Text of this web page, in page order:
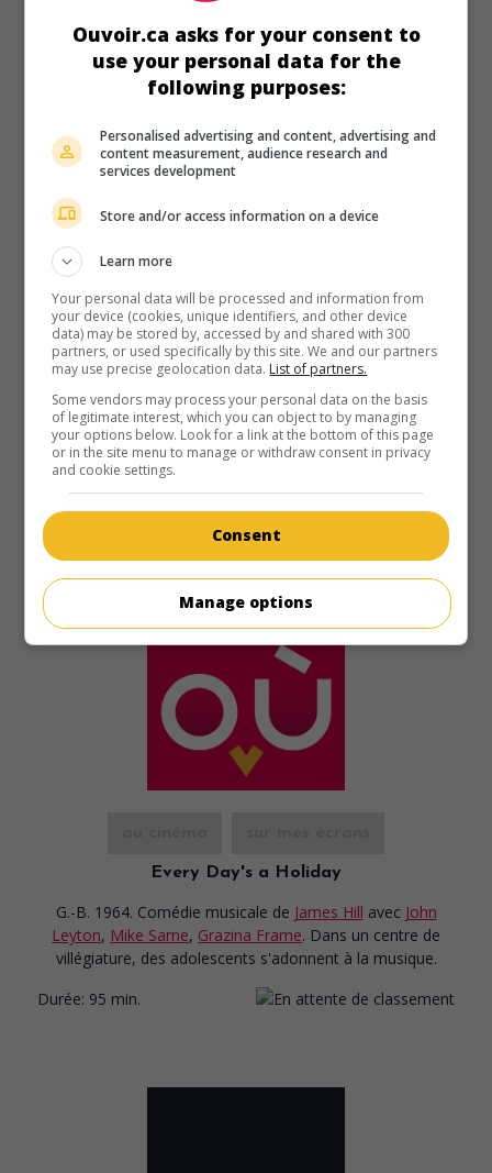
de moeurs légères.
au cinéma sur mes écrans
G.-B. 1965. Aventuresde James Hill avec Virginia McKenna
Bill Travers ,Geoffrey Keen. En Afrique, les difficultés vécues
par une lionne domestiquée que ses maîtres ont retourné
Durée: 95 min.
Every Day's a Holiday
G.-B. 1964. Comédie musicale de James Hill avec John
Leyton, Mike Sarne, Grazina Frame. Dans un centre de
villégiature, des adolescents s'adonnent à la musique.
Durée: 95 min.
Ouvoir.ca asks for your consent to
use your personal data for the
following purposes:
Personalised advertising and content, advertising and
content measurement, audience research and
services development
Store and/or access information on a device
Learn more
Your personal data will be processed and information from
your device (cookies, unique identifiers, and other device
data) may be stored by, accessed by and shared with 300
partners, or used specifically by this site. We and our partners
may use precise geolocation data. List of partners.
Some vendors may process your personal data on the basis
of legitimate interest, which you can object to by managing
your options below. Look for a link at the bottom of this page
or in the site menu to manage or withdraw consent in privacy
and cookie settings.
Consent
Manage options